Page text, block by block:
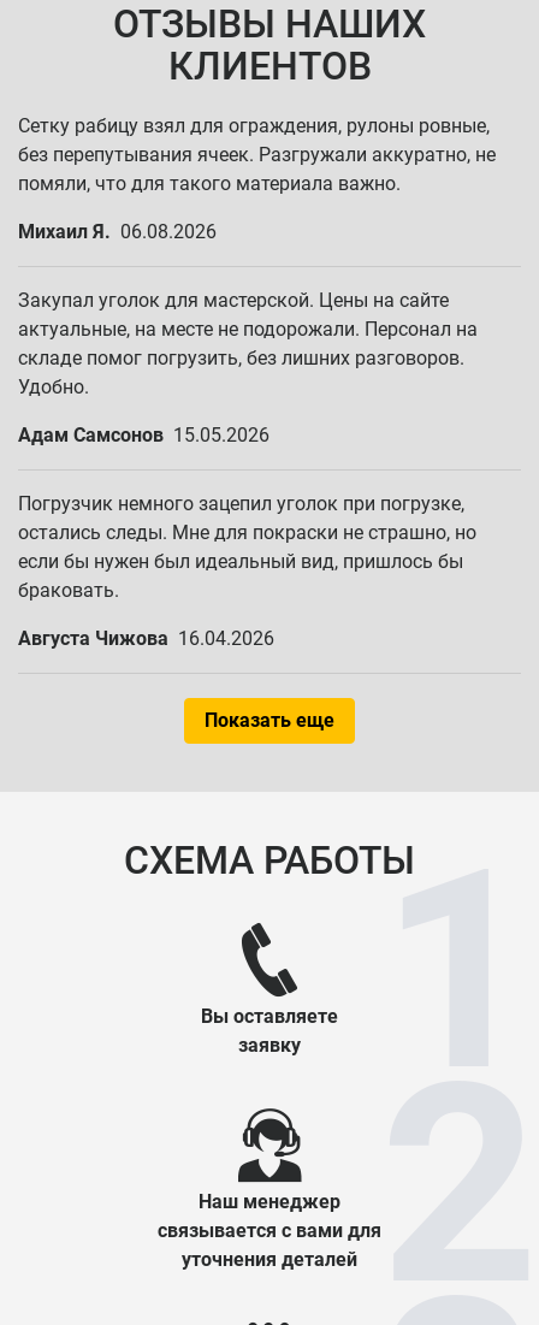
ОТЗЫВЫ НАШИХ
КЛИЕНТОВ
Сетку рабицу взял для ограждения, рулоны ровные,
без перепутывания ячеек. Разгружали аккуратно, не
помяли, что для такого материала важно.
Михаил Я. 06.08.2026
Закупал уголок для мастерской. Цены на сайте
актуальные, на месте не подорожали. Персонал на
складе помог погрузить, без лишних разговоров.
Удобно.
Адам Самсонов 15.05.2026
Погрузчик немного зацепил уголок при погрузке,
остались следы. Мне для покраски не страшно, но
если бы нужен был идеальный вид, пришлось бы
браковать.
Августа Чижова 16.04.2026
Показать еще
СХЕМА РАБОТЫ
Вы оставляете
заявку
Наш менеджер
связывается с вами для
уточнения деталей